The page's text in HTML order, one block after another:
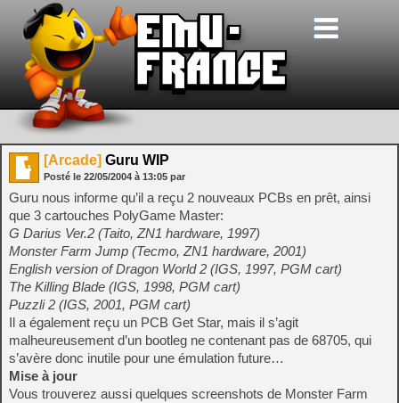
[Arcade] Guru WIP
Posté le 22/05/2004 à 13:05 par
Guru nous informe qu’il a reçu 2 nouveaux PCBs en prêt, ainsi
que 3 cartouches PolyGame Master:
G Darius Ver.2 (Taito, ZN1 hardware, 1997)
Monster Farm Jump (Tecmo, ZN1 hardware, 2001)
English version of Dragon World 2 (IGS, 1997, PGM cart)
The Killing Blade (IGS, 1998, PGM cart)
Puzzli 2 (IGS, 2001, PGM cart)
Il a également reçu un PCB Get Star, mais il s’agit
malheureusement d’un bootleg ne contenant pas de 68705, qui
s’avère donc inutile pour une émulation future…
Mise à jour
Vous trouverez aussi quelques screenshots de Monster Farm